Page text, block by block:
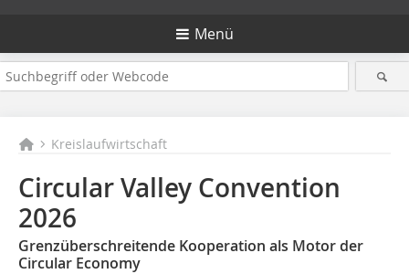
Menü
Kreislaufwirtschaft
Circular Valley Convention
2026
Grenzüberschreitende Kooperation als Motor der
Circular Economy